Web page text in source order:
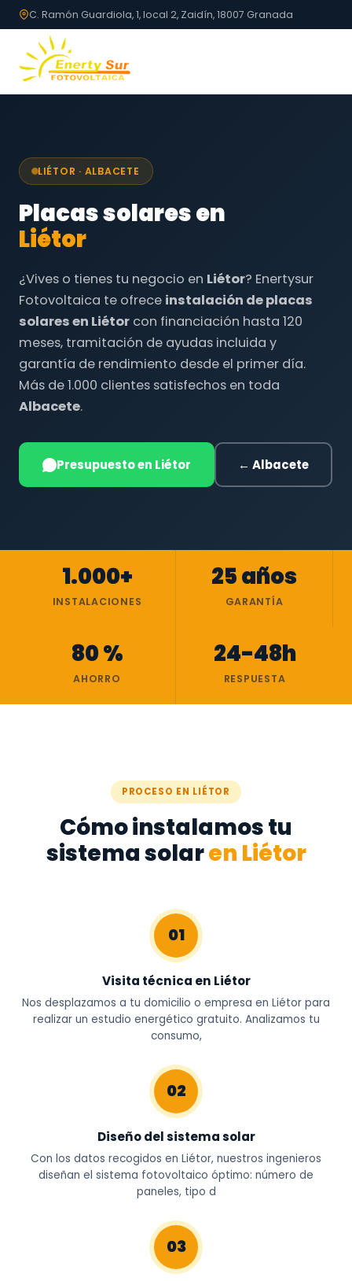
C. Ramón Guardiola, 1, local 2, Zaidín, 18007 Granada
LIÉTOR · ALBACETE
Placas solares en
Liétor
¿Vives o tienes tu negocio en Liétor? Enertysur
Fotovoltaica te ofrece instalación de placas
solares en Liétor con financiación hasta 120
meses, tramitación de ayudas incluida y
garantía de rendimiento desde el primer día.
Más de 1.000 clientes satisfechos en toda
Albacete.
Presupuesto en Liétor ← Albacete
1.000+
INSTALACIONES
25 años
GARANTÍA
80 %
AHORRO
24-48h
RESPUESTA
PROCESO EN LIÉTOR
Cómo instalamos tu
sistema solaren Liétor
01
Visita técnica en Liétor
Nos desplazamos a tu domicilio o empresa en Liétor para
realizar un estudio energético gratuito. Analizamos tu
consumo,
02
Diseño del sistema solar
Con los datos recogidos en Liétor, nuestros ingenieros
diseñan el sistema fotovoltaico óptimo: número de
paneles, tipo d
03